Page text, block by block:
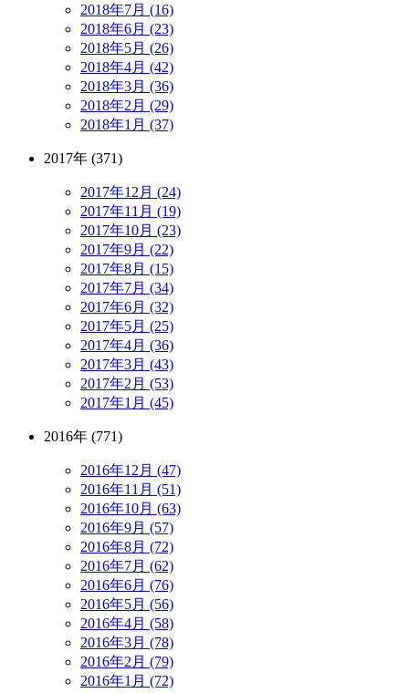
2018年7月 (16)
2018年6月 (23)
2018年5月 (26)
2018年4月 (42)
2018年3月 (36)
2018年2月 (29)
2018年1月 (37)
2017年 (371)
2017年12月 (24)
2017年11月 (19)
2017年10月 (23)
2017年9月 (22)
2017年8月 (15)
2017年7月 (34)
2017年6月 (32)
2017年5月 (25)
2017年4月 (36)
2017年3月 (43)
2017年2月 (53)
2017年1月 (45)
2016年 (771)
2016年12月 (47)
2016年11月 (51)
2016年10月 (63)
2016年9月 (57)
2016年8月 (72)
2016年7月 (62)
2016年6月 (76)
2016年5月 (56)
2016年4月 (58)
2016年3月 (78)
2016年2月 (79)
2016年1月 (72)